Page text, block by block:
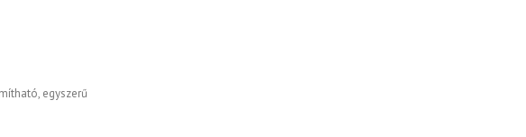
egyszerű